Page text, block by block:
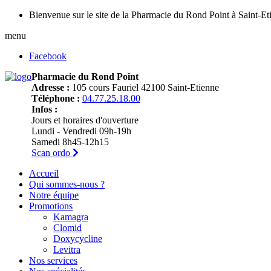
Bienvenue sur le site de la Pharmacie du Rond Point à Saint-
menu
Facebook
Pharmacie du Rond Point
Adresse : 105 cours Fauriel 42100 Saint-Etienne
Téléphone : 04.77.25.18.00
Infos :
Jours et horaires d'ouverture
Lundi - Vendredi 09h-19h
Samedi 8h45-12h15
Scan ordo
Accueil
Qui sommes-nous ?
Notre équipe
Promotions
Kamagra
Clomid
Doxycycline
Levitra
Nos services